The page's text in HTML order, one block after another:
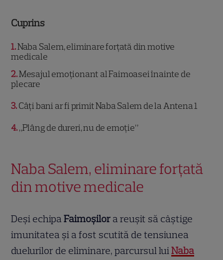
Cuprins
1 Naba Salem, eliminare forțată din motive
medicale
2 Mesajul emoționant al Faimoasei înainte de
plecare
3 Câți bani ar fi primit Naba Salem de la Antena 1
4 „Plâng de dureri, nu de emoție”
Naba Salem, eliminare forțată
din motive medicale
Deși echipaFaimoșilor a reușit să câștige
imunitatea și a fost scutită de tensiunea
duelurilor de eliminare, parcursul luiNaba